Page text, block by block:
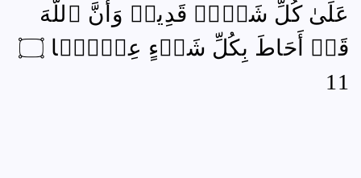
عَلَىٰ كُلِّ شَيۡءٖ قَدِيرٞ وَأَنَّ ٱللَّهَ
قَدۡ أَحَاطَ بِكُلِّ شَيۡءٍ عِلۡمَۢا ۝
11